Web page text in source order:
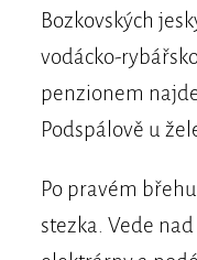
Bozkovských
vodácko-
penzionem
Podspálově u
Po pravém
stezka. Vede